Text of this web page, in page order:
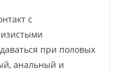
с
при половых
анальный и